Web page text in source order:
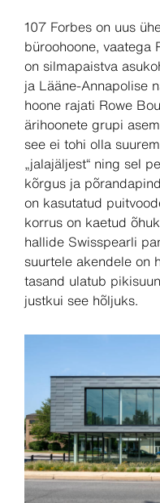
107 Forbes on uus
büroohoone, vaatega
on silmapaistva
ja Lääne-Annapolise
hoone rajati Rowe
ärihoonete grupi
see ei tohi olla
„jalajäljest“ ning sel
kõrgus ja
on kasutatud
korrus on kaetud
hallide Swisspearli
suurtele akendele on
tasand ulatub
justkui see hõljuks.